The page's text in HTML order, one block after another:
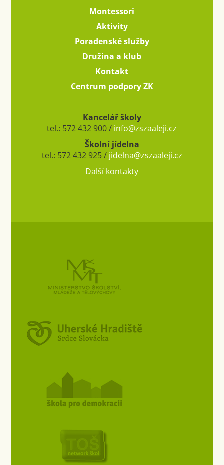
Montessori
Aktivity
Poradenské služby
Družina a klub
Kontakt
Centrum podpory ZK
Kancelář školy
tel.: 572 432 900 / info@zszaaleji.cz
Školní jídelna
tel.: 572 432 925 / jidelna@zszaaleji.cz
Další kontakty